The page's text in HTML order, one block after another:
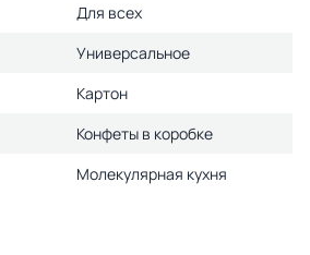
Для всех
Универсальное
Картон
Конфеты в коробке
Молекулярная кухня